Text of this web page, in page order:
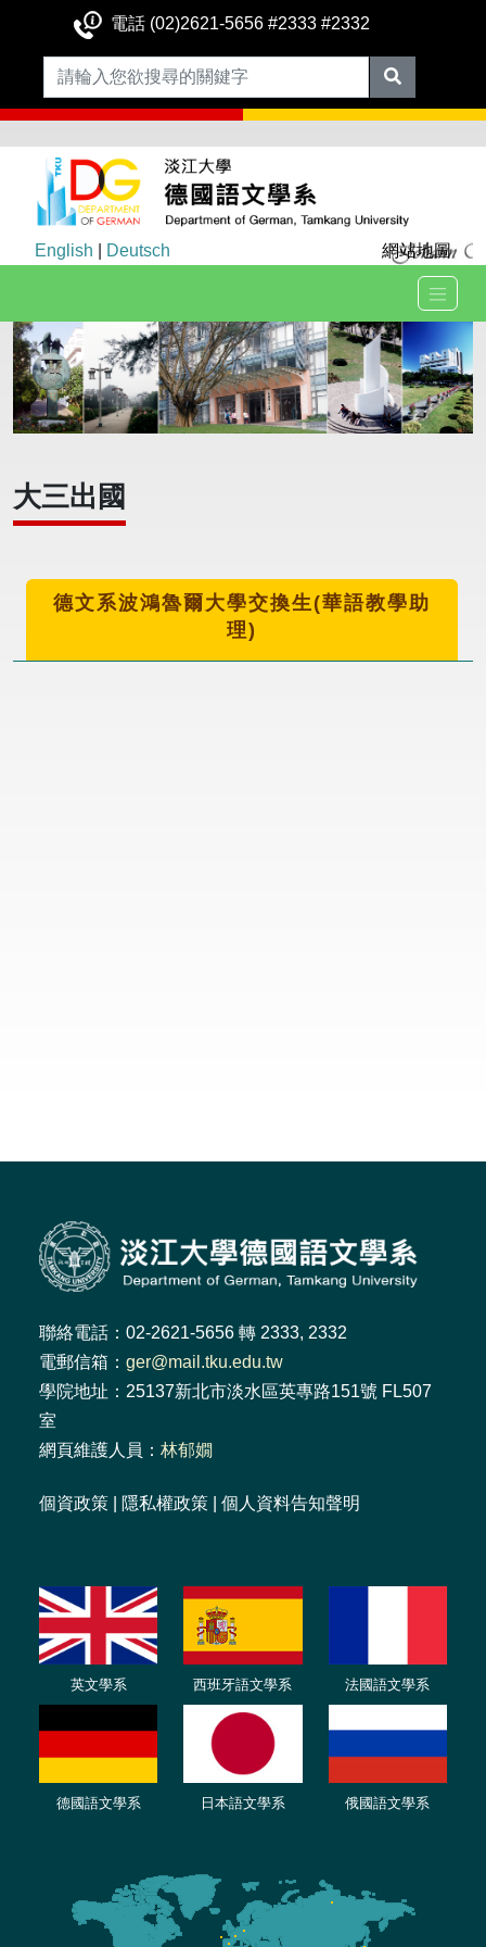
電話 (02)2621-5656 #2333 #2332
English Deutsch 網站地圖
大三出國
德文系波鴻魯爾大學交換生(華語教學助
理)
聯絡電話：02-2621-5656 轉 2333, 2332
電郵信箱： ger@mail.tku.edu.tw
學院地址：25137新北市淡水區英專路151號 FL507
室
網頁維護人員： 林郁嫺
個資政策 隱私權政策 個人資料告知聲明
英文學系 西班牙語文學系 法國語文學系
德國語文學系 日本語文學系 俄國語文學系